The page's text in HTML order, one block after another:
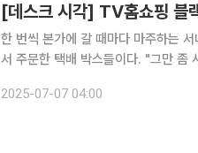
[데스크 시각] TV홈쇼핑 블
한 번씩 본가에 갈 때마다 마주하는
서 주문한 택배 박스들이다. "그만 좀
좋은 엄마에겐 다리 아픈 백화점 쇼핑
2025-07-07 04:00